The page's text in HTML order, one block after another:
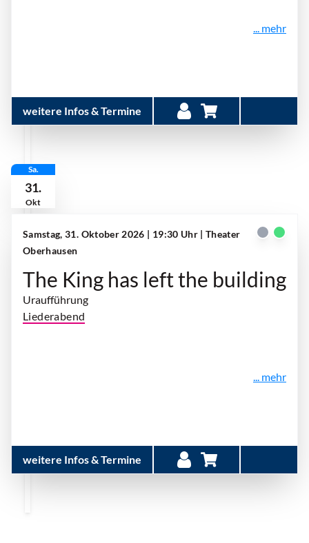
... mehr
weitere Infos & Termine
Sa.
31.
Okt
Samstag, 31. Oktober 2026 | 19:30 Uhr | Theater
Oberhausen
The King has left the building
Uraufführung
Liederabend
... mehr
weitere Infos & Termine